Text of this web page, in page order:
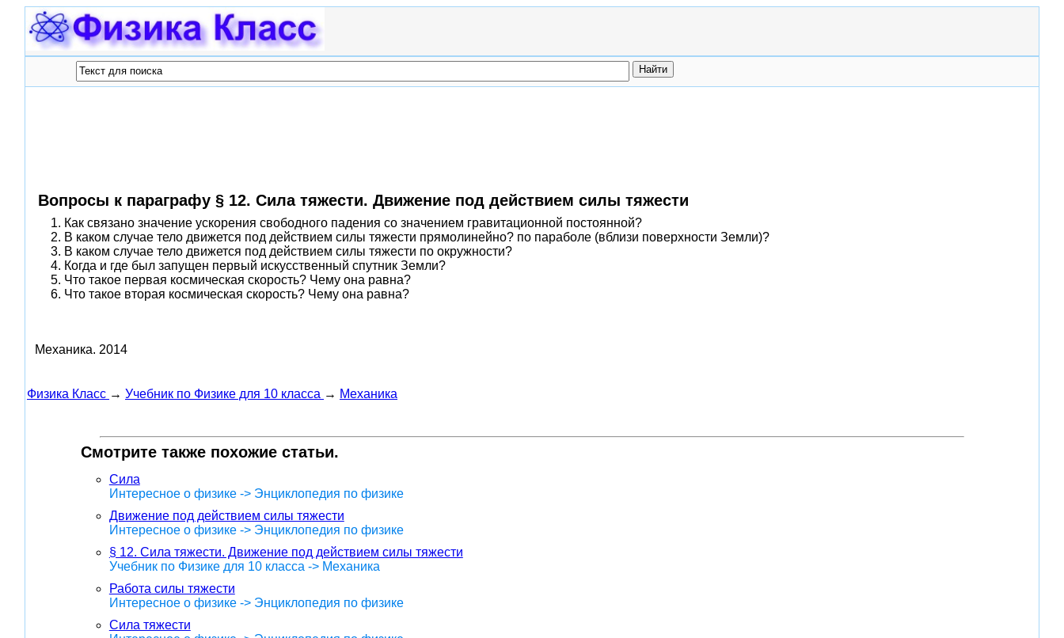
Вопросы к параграфу § 12. Сила тяжести. Движение под действием силы тяжести
1. Как связано значение ускорения свободного падения со значением гравитационной постоянной?
2. В каком случае тело движется под действием силы тяжести прямолинейно? по параболе (вблизи поверхности Земли)?
3. В каком случае тело движется под действием силы тяжести по окружности?
4. Когда и где был запущен первый искусственный спутник Земли?
5. Что такое первая космическая скорость? Чему она равна?
6. Что такое вторая космическая скорость? Чему она равна?
Механика. 2014
Физика Класс → Учебник по Физике для 10 класса → Механика
Смотрите также похожие статьи.
Сила
Интересное о физике -> Энциклопедия по физике
Движение под действием силы тяжести
Интересное о физике -> Энциклопедия по физике
§ 12. Сила тяжести. Движение под действием силы тяжести
Учебник по Физике для 10 класса -> Механика
Работа силы тяжести
Интересное о физике -> Энциклопедия по физике
Сила тяжести